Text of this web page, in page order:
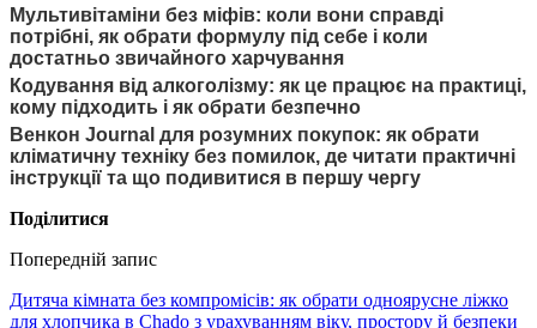
Мультивітаміни без міфів: коли вони справді
потрібні, як обрати формулу під себе і коли
достатньо звичайного харчування
Кодування від алкоголізму: як це працює на практиці,
кому підходить і як обрати безпечно
Венкон Journal для розумних покупок: як обрати
кліматичну техніку без помилок, де читати практичні
інструкції та що подивитися в першу чергу
Поділитися
Попередній запис
Дитяча кімната без компромісів: як обрати одноярусне ліжко
для хлопчика в Chado з урахуванням віку, простору й безпеки